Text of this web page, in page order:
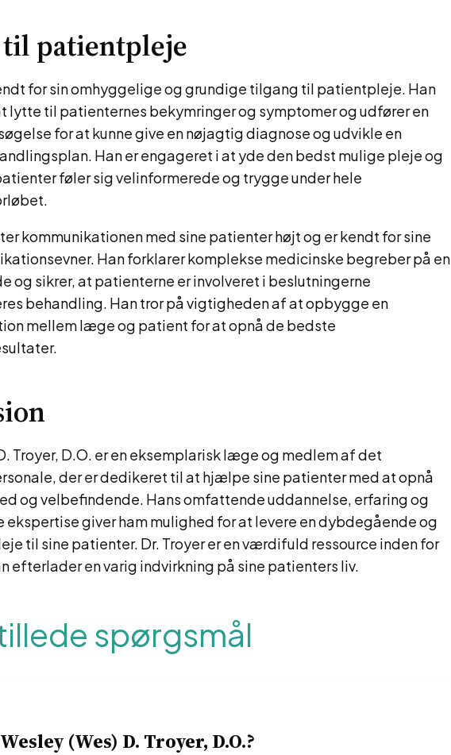
patientpleje
for sin omhyggelige og grundige tilgang til patientpleje. Han
lytte til patienternes bekymringer og symptomer og udfører en
for at kunne give en nøjagtig diagnose og udvikle en
Han er engageret i at yde den bedst mulige pleje og
føler sig velinformerede og trygge under hele
kommunikationen med sine patienter højt og er kendt for sine
Han forklarer komplekse medicinske begreber på en
og sikrer, at patienterne er involveret i beslutningerne
behandling. Han tror på vigtigheden af at opbygge en
mellem læge og patient for at opnå de bedste
Troyer, D.O. er en eksemplarisk læge og medlem af det
der er dedikeret til at hjælpe sine patienter med at opnå
og velbefindende. Hans omfattende uddannelse, erfaring og
ekspertise giver ham mulighed for at levere en dybdegående og
til sine patienter. Dr. Troyer er en værdifuld ressource inden for
efterlader en varig indvirkning på sine patienters liv.
spørgsmål
(Wes) D. Troyer, D.O.?